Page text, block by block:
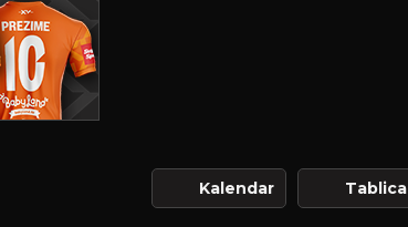
Kalendar Tablica